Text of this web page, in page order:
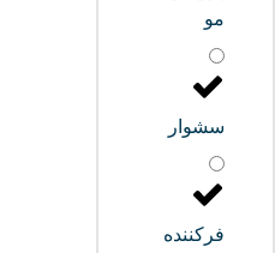
مو
سشوار
فرکننده